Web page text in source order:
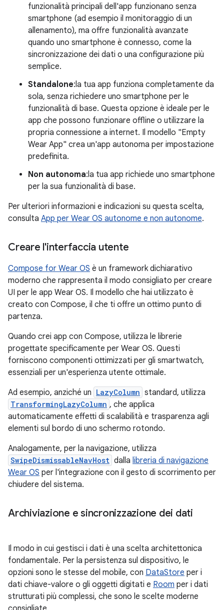
funzionalità principali dell'app funzionano senza
smartphone (ad esempio il monitoraggio di un
allenamento), ma offre funzionalità avanzate
quando uno smartphone è connesso, come la
sincronizzazione dei dati o una configurazione più
semplice.
Standalone:la tua app funziona completamente da
sola, senza richiedere uno smartphone per le
funzionalità di base. Questa opzione è ideale per le
app che possono funzionare offline o utilizzare la
propria connessione a internet. Il modello "Empty
Wear App" crea un'app autonoma per impostazione
predefinita.
Non autonoma:la tua app richiede uno smartphone
per la sua funzionalità di base.
Per ulteriori informazioni e indicazioni su questa scelta,
consulta App per Wear OS autonome e non autonome.
Creare l'interfaccia utente
Compose for Wear OS è un framework dichiarativo
moderno che rappresenta il modo consigliato per creare
UI per le app Wear OS. Il modello che hai utilizzato è
creato con Compose, il che ti offre un ottimo punto di
partenza.
Quando crei app con Compose, utilizza le librerie
progettate specificamente per Wear OS. Questi
forniscono componenti ottimizzati per gli smartwatch,
essenziali per un'esperienza utente ottimale.
Ad esempio, anziché un LazyColumn standard, utilizza
TransformingLazyColumn , che applica
automaticamente effetti di scalabilità e trasparenza agli
elementi sul bordo di uno schermo rotondo.
Analogamente, per la navigazione, utilizza
SwipeDismissableNavHost dalla libreria di navigazione
Wear OS per l'integrazione con il gesto di scorrimento per
chiudere del sistema.
Archiviazione e sincronizzazione dei dati
Il modo in cui gestisci i dati è una scelta architettonica
fondamentale. Per la persistenza sul dispositivo, le
opzioni sono le stesse del mobile, con DataStore per i
dati chiave-valore o gli oggetti digitati e Room per i dati
strutturati più complessi, che sono le scelte moderne